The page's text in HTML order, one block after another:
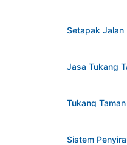
Setapak Jalan
Jasa Tukang
Tukang
Sistem